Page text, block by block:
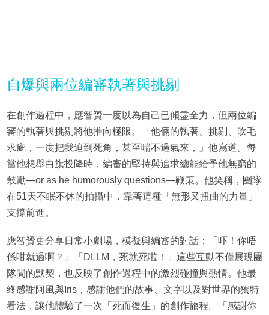
自爆與兩位編審執著與挑剔
在創作過程中，應智贇一度以為自己已傾盡全力，但兩位編
審的執著與挑剔將他推向極限。「他倆的執著、挑剔、吹毛
求疵，一度把我迫到死角，甚至喘不過氣來，」他寫道。每
當他想舉白旗投降時，編審的堅持與追求總能給予他無窮的
鼓勵—or as he humorously questions—鞭策。他笑稱，團隊
在51天不眠不休的拍攝中，靠著這種「無形又扭曲的力量」
支撐前進。
應智贇更分享日常小劇場，模擬與編審的對話：「吓！你唔
係咁就過啊？」「DLLM，死就死啦！」這些互動不僅展現團
隊間的默契，也反映了創作過程中的激烈碰撞與熱情。他最
終感謝阿風與Iris，感謝他們的故事、文字以及對世界的獨特
看法，讓他體驗了一次「死而復生」的創作旅程。「感謝你